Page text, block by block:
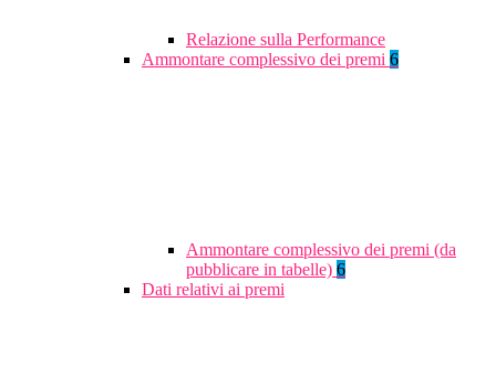
Relazione sulla Performance
Ammontare complessivo dei premi 6
Ammontare complessivo dei premi (da
pubblicare in tabelle) 6
Dati relativi ai premi